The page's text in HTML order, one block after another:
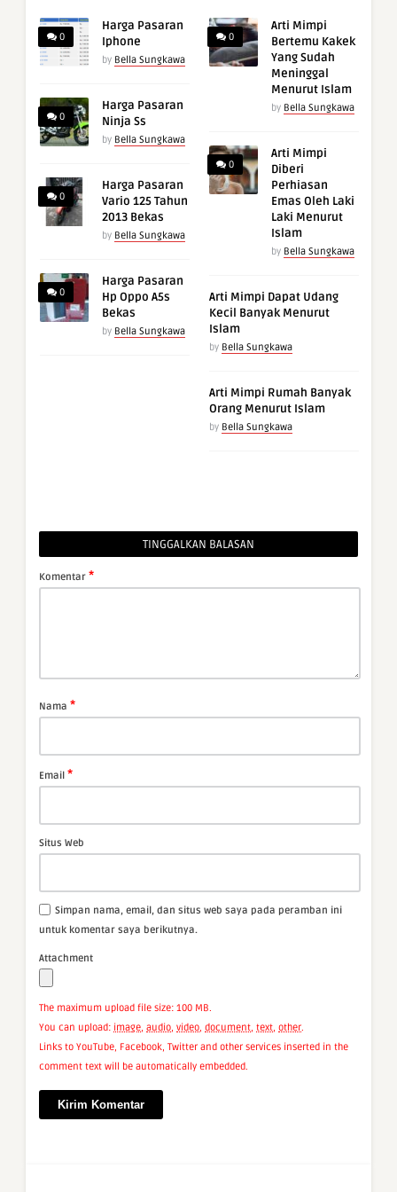
0
Harga Pasaran
Iphone
by Bella Sungkawa
0
Harga Pasaran
Ninja Ss
by Bella Sungkawa
0
Harga Pasaran
Vario 125 Tahun
2013 Bekas
by Bella Sungkawa
0
Harga Pasaran
Hp Oppo A5s
Bekas
by Bella Sungkawa
0
Arti Mimpi
Bertemu Kakek
Yang Sudah
Meninggal
Menurut Islam
by Bella Sungkawa
0
Arti Mimpi
Diberi
Perhiasan
Emas Oleh Laki
Laki Menurut
Islam
by Bella Sungkawa
Arti Mimpi Dapat Udang
Kecil Banyak Menurut
Islam
by Bella Sungkawa
Arti Mimpi Rumah Banyak
Orang Menurut Islam
by Bella Sungkawa
TINGGALKAN BALASAN
Komentar *
Nama *
Email *
Situs Web
Simpan nama, email, dan situs web saya pada peramban ini
untuk komentar saya berikutnya.
Attachment
The maximum upload file size: 100 MB.
You can upload: image, audio, video, document, text, other.
Links to YouTube, Facebook, Twitter and other services inserted in the
comment text will be automatically embedded.